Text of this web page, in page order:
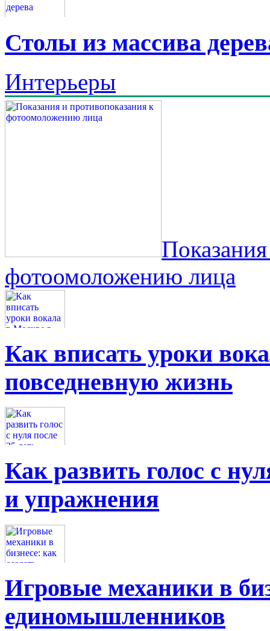
Столы из массива
Интерьеры
фотоомоложению лица
Как вписать уроки
повседневную жизнь
Как развить голос с
и упражнения
Игровые механики в
единомышленников